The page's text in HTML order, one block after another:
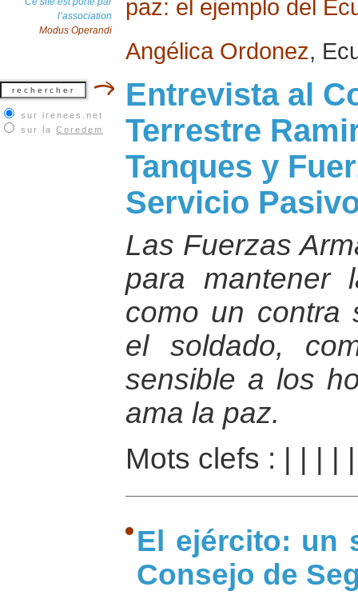
l’association
Modus Operandi
sur irenees.net
sur la Coredem
paz: el ejemplo del
Angélica Ordonez,
Entrevista al
Terrestre
Tanques y
Servicio
Las Fuerzas
para mantener
como un contra
el soldado,
sensible a los
ama la paz.
Mots clefs :
El ejército: un
Consejo de